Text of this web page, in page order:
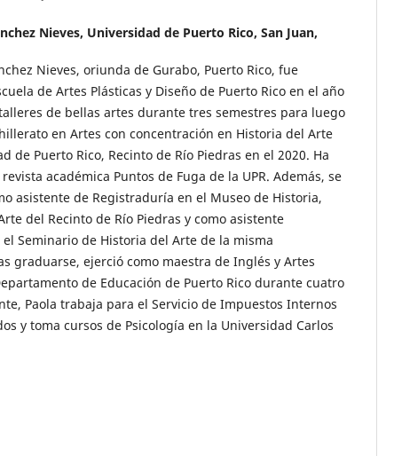
Nieves, Universidad de Puerto Rico, San Juan,
Nieves, oriunda de Gurabo, Puerto Rico, fue
de Artes Plásticas y Diseño de Puerto Rico en el año
de bellas artes durante tres semestres para luego
en Artes con concentración en Historia del Arte
de Puerto Rico, Recinto de Río Piedras en el 2020. Ha
académica Puntos de Fuga de la UPR. Además, se
asistente de Registraduría en el Museo de Historia,
del Recinto de Río Piedras y como asistente
Seminario de Historia del Arte de la misma
graduarse, ejerció como maestra de Inglés y Artes
de Educación de Puerto Rico durante cuatro
Paola trabaja para el Servicio de Impuestos Internos
y toma cursos de Psicología en la Universidad Carlos